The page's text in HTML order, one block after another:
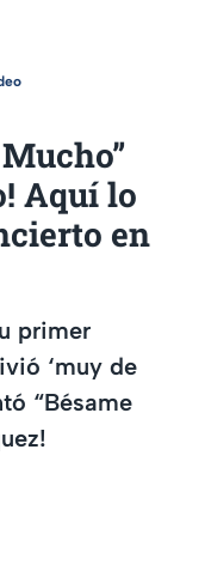
Aquí lo
en
primer
‘muy de
“Bésame